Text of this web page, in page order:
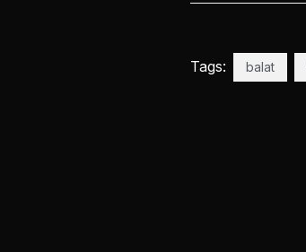
Tags: balat